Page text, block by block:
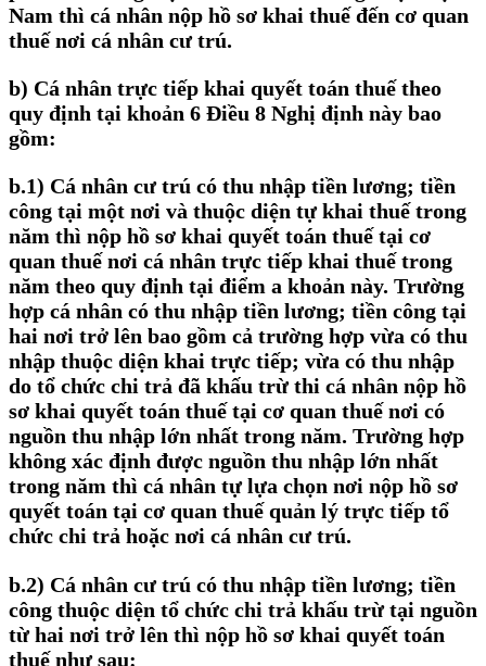
Nam thì cá nhân nộp hồ sơ khai thuế đến cơ quan
thuế nơi cá nhân cư trú.
b) Cá nhân trực tiếp khai quyết toán thuế theo
quy định tại khoản 6 Điều 8 Nghị định này bao
gồm:
b.1) Cá nhân cư trú có thu nhập tiền lương; tiền
công tại một nơi và thuộc diện tự khai thuế trong
năm thì nộp hồ sơ khai quyết toán thuế tại cơ
quan thuế nơi cá nhân trực tiếp khai thuế trong
năm theo quy định tại điểm a khoản này. Trường
hợp cá nhân có thu nhập tiền lương; tiền công tại
hai nơi trở lên bao gồm cả trường hợp vừa có thu
nhập thuộc diện khai trực tiếp; vừa có thu nhập
do tổ chức chi trả đã khấu trừ thi cá nhân nộp hồ
sơ khai quyết toán thuế tại cơ quan thuế nơi có
nguồn thu nhập lớn nhất trong năm. Trường hợp
không xác định được nguồn thu nhập lớn nhất
trong năm thì cá nhân tự lựa chọn nơi nộp hồ sơ
quyết toán tại cơ quan thuế quản lý trực tiếp tổ
chức chi trả hoặc nơi cá nhân cư trú.
b.2) Cá nhân cư trú có thu nhập tiền lương; tiền
công thuộc diện tổ chức chi trả khấu trừ tại nguồn
từ hai nơi trở lên thì nộp hồ sơ khai quyết toán
thuế như sau: